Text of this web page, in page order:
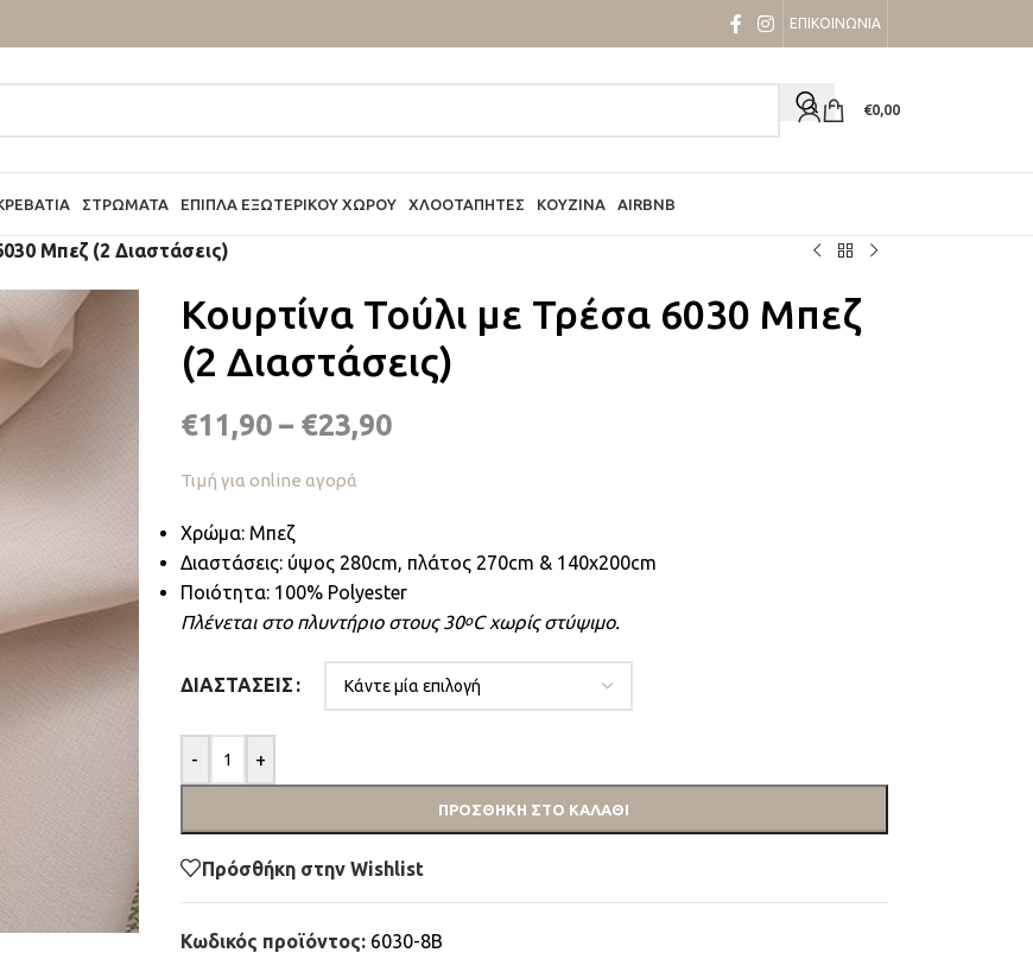
ΕΠΙΚΟΙΝΩΝΙΑ
€0,00
ΣΤΡΏΜΑΤΑ ΈΠΙΠΛΑ ΕΞΩΤΕΡΙΚΟΎ ΧΏΡΟΥ ΧΛΟΟΤΆΠΗΤΕΣ ΚΟΥΖΊΝΑ AIRBNB
Μπεζ (2 Διαστάσεις)
Κουρτίνα Τούλι με Τρέσα 6030 Μπεζ
(2 Διαστάσεις)
€11,90 – €23,90
Τιμή για online αγορά
Χρώμα: Μπεζ
Διαστάσεις: ύψος 280cm, πλάτος 270cm & 140x200cm
Ποιότητα: 100% Polyester
Πλένεται στο πλυντήριο στους 30οC χωρίς στύψιμο.
ΔΙΑΣΤΆΣΕΙΣ
- +
ΠΡΟΣΘΉΚΗ ΣΤΟ ΚΑΛΆΘΙ
Πρόσθήκη στην Wishlist
Κωδικός προϊόντος: 6030-8B